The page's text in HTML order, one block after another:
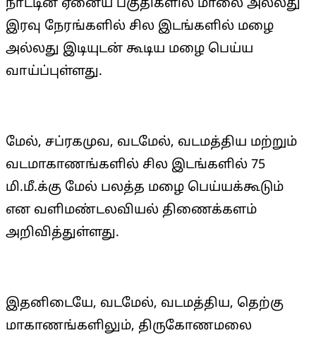
நாட்டின் ஏனைய பகுதிகளில் மாலை அல்லது
இரவு நேரங்களில் சில இடங்களில் மழை
அல்லது இடியுடன் கூடிய மழை பெய்ய
வாய்ப்புள்ளது.
மேல், சப்ரகமுவ, வடமேல், வடமத்திய மற்றும்
வடமாகாணங்களில் சில இடங்களில் 75
மி.மீ.க்கு மேல் பலத்த மழை பெய்யக்கூடும்
என வளிமண்டலவியல் திணைக்களம்
அறிவித்துள்ளது.
இதனிடையே, வடமேல், வடமத்திய, தெற்கு
மாகாணங்களிலும், திருகோணமலை